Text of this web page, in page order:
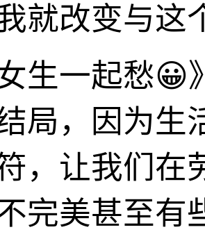
就改变与这
女生一起愁
局，因为生
，让我们在
完美甚至有